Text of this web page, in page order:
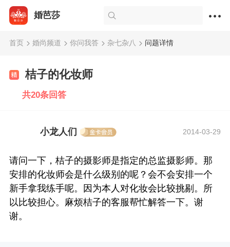
婚芭莎
首页 婚尚频道 你问我答 杂七杂八 问题详情
桔子的化妆师
共20条回答
小龙人们 2014-03-29
请问一下，桔子的摄影师是指定的总监摄影师。那
安排的化妆师会是什么级别的呢？会不会安排一个
新手拿我练手呢。因为本人对化妆会比较挑剔。所
以比较担心。麻烦桔子的客服帮忙解答一下。谢
谢。